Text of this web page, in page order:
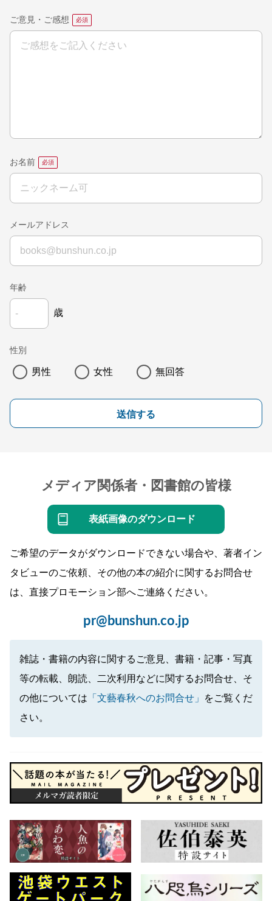
ご意見・ご感想
お名前
メールアドレス
年齢
歳
性別
男性 女性 無回答
送信する
メディア関係者・図書館の皆様
表紙画像のダウンロード
ご希望のデータがダウンロードできない場合や、著者イン
タビューのご依頼、その他の本の紹介に関するお問合せ
は、直接プロモーション部へご連絡ください。
pr@bunshun.co.jp
雑誌・書籍の内容に関するご意見、書籍・記事・写真
等の転載、朗読、二次利用などに関するお問合せ、そ
の他については 「文藝春秋へのお問合せ」
をご覧くだ
さい。